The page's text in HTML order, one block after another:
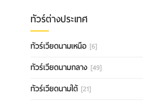
ทัวร์ต่างประเทศ
ทัวร์เวียดนามเหนือ [6]
ทัวร์เวียดนามกลาง [49]
ทัวร์เวียดนามใต้ [21]